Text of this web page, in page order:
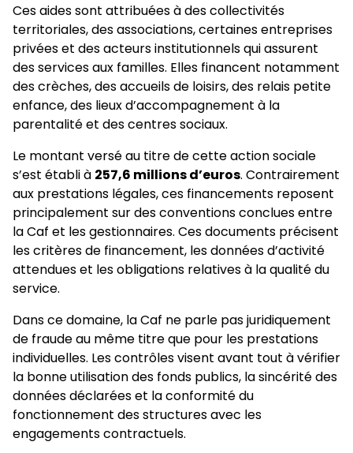
Ces aides sont attribuées à des collectivités
territoriales, des associations, certaines entreprises
privées et des acteurs institutionnels qui assurent
des services aux familles. Elles financent notamment
des crèches, des accueils de loisirs, des relais petite
enfance, des lieux d’accompagnement à la
parentalité et des centres sociaux.
Le montant versé au titre de cette action sociale
s’est établi à 257,6 millions d’euros. Contrairement
aux prestations légales, ces financements reposent
principalement sur des conventions conclues entre
la Caf et les gestionnaires. Ces documents précisent
les critères de financement, les données d’activité
attendues et les obligations relatives à la qualité du
service.
Dans ce domaine, la Caf ne parle pas juridiquement
de fraude au même titre que pour les prestations
individuelles. Les contrôles visent avant tout à vérifier
la bonne utilisation des fonds publics, la sincérité des
données déclarées et la conformité du
fonctionnement des structures avec les
engagements contractuels.